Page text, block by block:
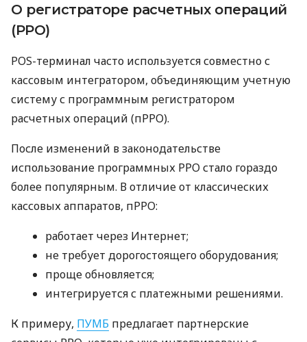
О регистраторе расчетных операций
(РРО)
POS-терминал часто используется совместно с
кассовым интегратором, объединяющим учетную
систему с программным регистратором
расчетных операций (пРРО).
После изменений в законодательстве
использование программных РРО стало гораздо
более популярным. В отличие от классических
кассовых аппаратов, пРРО:
работает через Интернет;
не требует дорогостоящего оборудования;
проще обновляется;
интегрируется с платежными решениями.
К примеру, ПУМБ предлагает партнерские